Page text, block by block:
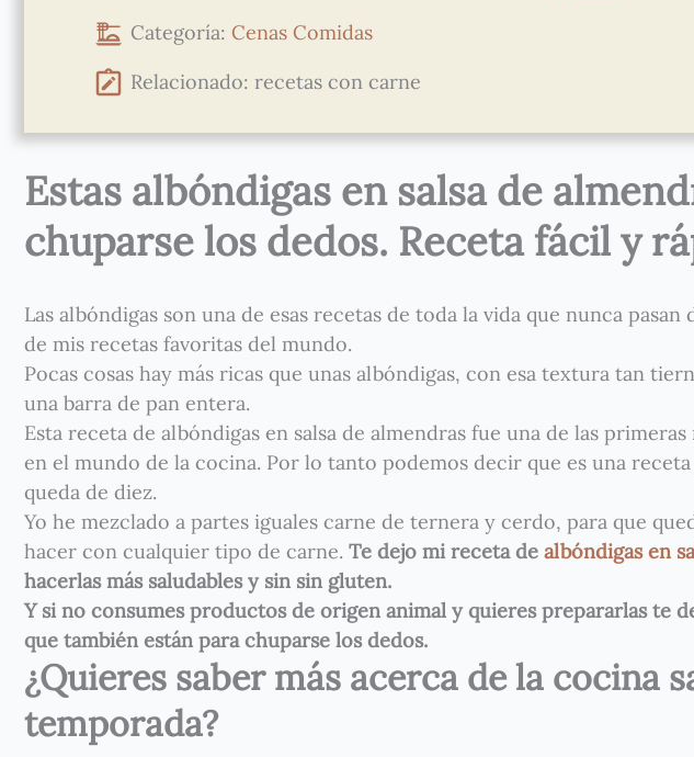
Categoría: Cenas Comidas
Relacionado: recetas con carne
Estas albóndigas en salsa de
chuparse los dedos. Receta fácil y
Las albóndigas son una de esas recetas de toda la vida que nunca
de mis recetas favoritas del mundo.
Pocas cosas hay más ricas que unas albóndigas, con esa textura tan
una barra de pan entera.
Esta receta de albóndigas en salsa de almendras fue una de las
en el mundo de la cocina. Por lo tanto podemos decir que es una
queda de diez.
Yo he mezclado a partes iguales carne de ternera y cerdo, para que
hacer con cualquier tipo de carne. Te dejo mi receta de albóndigas en
hacerlas más saludables y sin sin gluten.
Y si no consumes productos de origen animal y quieres prepararlas te
que también están para chuparse los dedos.
¿Quieres saber más acerca de la cocina
temporada?